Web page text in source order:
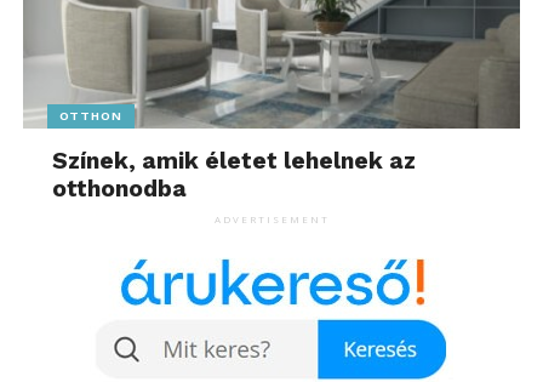
OTTHON
Színek, amik életet lehelnek az
otthonodba
ADVERTISEMENT